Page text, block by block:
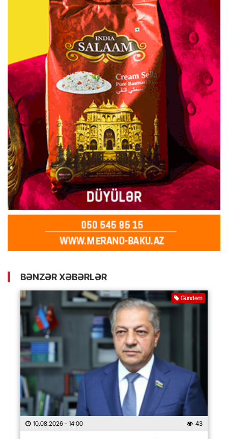
BƏNZƏR XƏBƏRLƏR
Gündəm
10.08.2026 - 14:00 43